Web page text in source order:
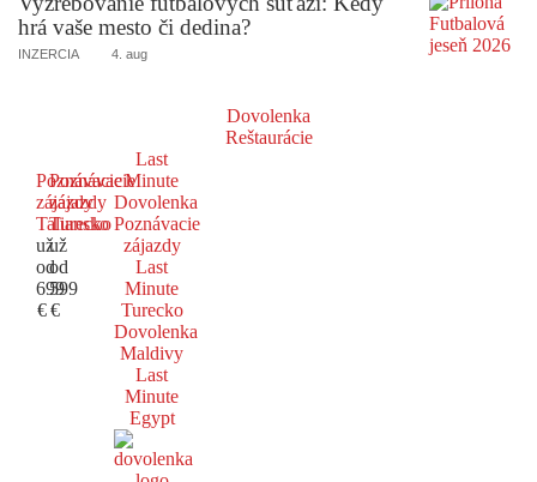
hrá vaše mesto či dedina?
INZERCIA 4. aug
Dovolenka
Reštaurácie
Poznávacie
zájazdy
Taliansko
už
od
699
€
Poznávacie
zájazdy
Turecko
už
od
599
€
Last
Minute
Dovolenka
Poznávacie
zájazdy
Last
Minute
Turecko
Dovolenka
Maldivy
Last
Minute
Egypt